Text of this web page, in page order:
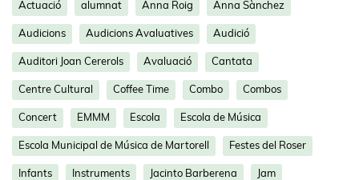
Actuació alumnat Anna Roig Anna Sànchez
Audicions Audicions Avaluatives Audició
Auditori Joan Cererols Avaluació Cantata
Centre Cultural Coffee Time Combo Combos
Concert EMMM Escola Escola de Música
Escola Municipal de Música de Martorell Festes del Roser
Infants Instruments Jacinto Barberena Jam